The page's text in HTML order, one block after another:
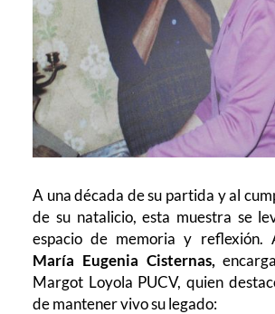
A una década de su partida y al
de su natalicio, esta muestra se
espacio de memoria y reflexión.
María Eugenia Cisternas,
Margot Loyola PUCV, quien
de mantener vivo su legado: